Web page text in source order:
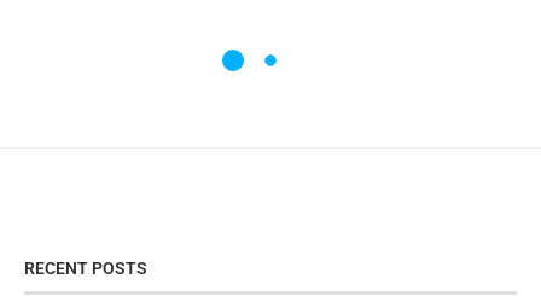
RECENT POSTS